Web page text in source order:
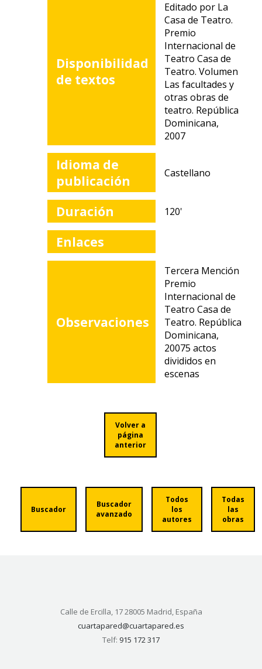
Disponibilidad
de textos
Editado por La
Casa de Teatro.
Premio
Internacional de
Teatro Casa de
Teatro. Volumen
Las facultades y
otras obras de
teatro. República
Dominicana,
2007
Idioma de
publicación
Castellano
Duración 120'
Enlaces
Observaciones
Tercera Mención
Premio
Internacional de
Teatro Casa de
Teatro. República
Dominicana,
20075 actos
divididos en
escenas
Volver a
página
anterior
Buscador
Buscador
avanzado
Todos
los
autores
Todas
las
obras
Calle de Ercilla, 17 28005 Madrid, España
cuartapared@cuartapared.es
Telf: 915 172 317